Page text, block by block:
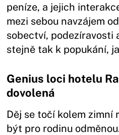
peníze, a jejich
mezi sebou navzájem
sobectví, podezíravosti
stejně tak k popukání,
Genius loci hotelu
dovolená
Děj se točí kolem zimní
být pro rodinu